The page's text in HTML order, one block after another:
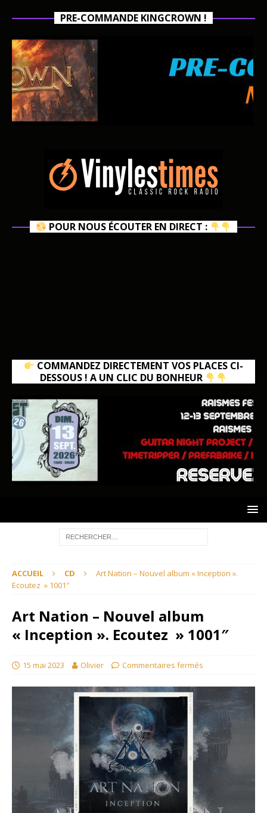
PRE-COMMANDE KINGCROWN !
POUR NOUS ÉCOUTER EN DIRECT :
COMMANDEZ DIRECTEMENT VOS PLACES CI-
DESSOUS ! A UN CLIC DU BONHEUR
ACCUEIL CD
Art Nation – Nouvel album « Inception ».
Ecoutez » 1001″
Art Nation – Nouvel album
« Inception ». Ecoutez » 1001″
15 mai 2023 Olivier Commentaires fermés